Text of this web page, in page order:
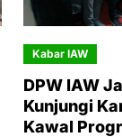
Kabar IAW
DPW IAW
Kunjungi
Kawal